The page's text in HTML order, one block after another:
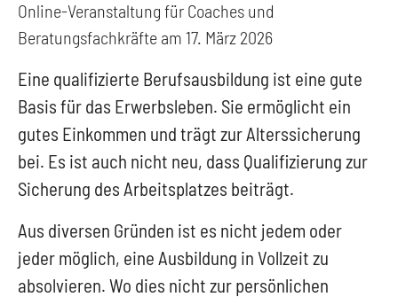
Online-Veranstaltung für Coaches und
Beratungsfachkräfte am 17. März 2026
Eine qualifizierte Berufsausbildung ist eine gute
Basis für das Erwerbsleben. Sie ermöglicht ein
gutes Einkommen und trägt zur Alterssicherung
bei. Es ist auch nicht neu, dass Qualifizierung zur
Sicherung des Arbeitsplatzes beiträgt.
Aus diversen Gründen ist es nicht jedem oder
jeder möglich, eine Ausbildung in Vollzeit zu
absolvieren. Wo dies nicht zur persönlichen